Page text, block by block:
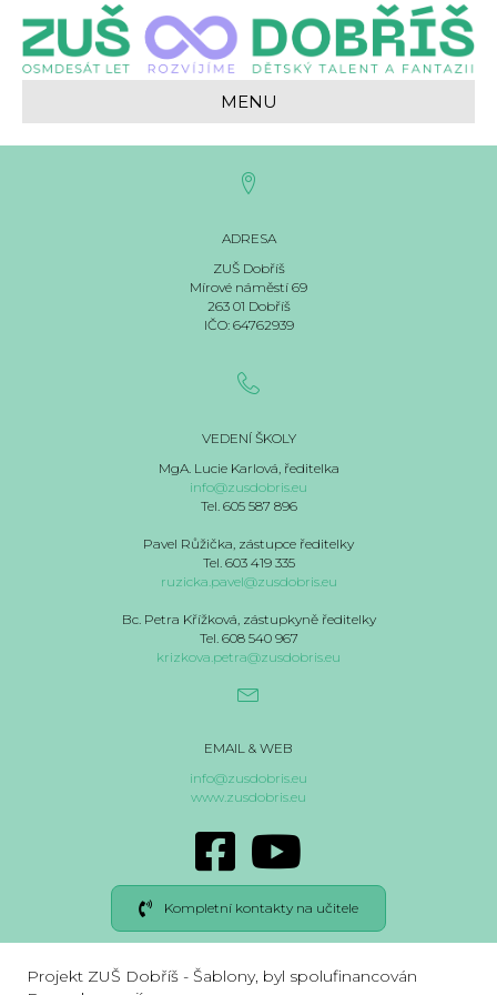
MENU
ADRESA
ZUŠ Dobříš
Mírové náměstí 69
263 01 Dobříš
IČO: 64762939
VEDENÍ ŠKOLY
MgA. Lucie Karlová, ředitelka
info@zusdobris.eu
Tel. 605 587 896
Pavel Růžička, zástupce ředitelky
Tel. 603 419 335
ruzicka.pavel@zusdobris.eu
Bc. Petra Křížková, zástupkyně ředitelky
Tel. 608 540 967
krizkova.petra@zusdobris.eu
EMAIL & WEB
info@zusdobris.eu
www.zusdobris.eu
Kompletní kontakty na učitele
Projekt ZUŠ Dobříš - Šablony, byl spolufinancován